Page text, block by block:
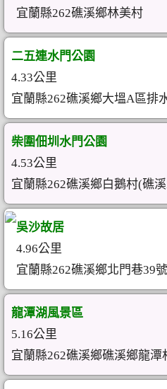
宜蘭縣262礁溪鄉林美村
二五連水門公園
4.33公里
宜蘭縣262礁溪鄉大塭A區排
柴圍佃圳水門公園
4.53公里
宜蘭縣262礁溪鄉白鵝村(礁
吳沙故居
4.96公里
宜蘭縣262礁溪鄉北門巷39號
龍潭湖風景區
5.16公里
宜蘭縣262礁溪鄉礁溪鄉龍潭